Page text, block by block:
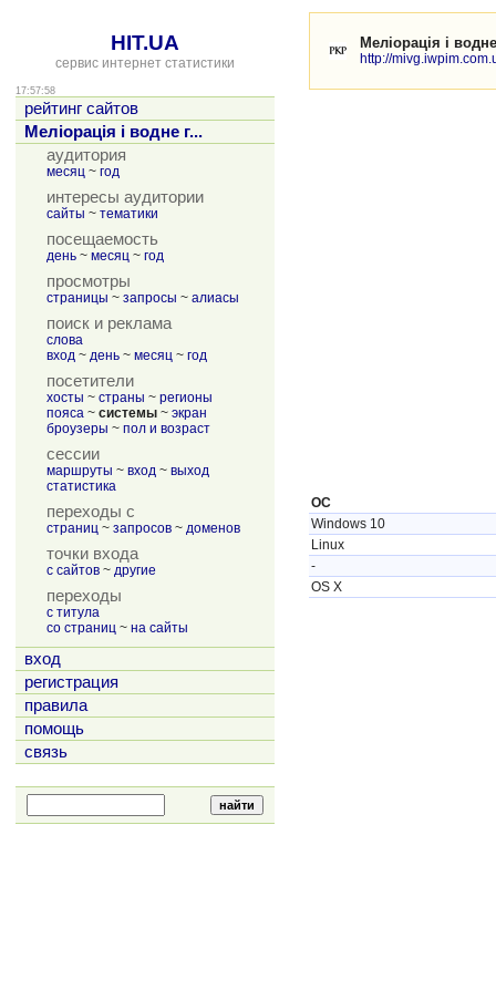
HIT.UA
сервис интернет статистики
17:57:58
рейтинг сайтов
Меліорація і водне г...
аудитория
месяц ~ год
интересы аудитории
сайты ~ тематики
посещаемость
день ~ месяц ~ год
просмотры
страницы ~ запросы ~ алиасы
поиск и реклама
слова
вход ~ день ~ месяц ~ год
посетители
хосты ~ страны ~ регионы
пояса ~ системы ~ экран
броузеры ~ пол и возраст
сессии
маршруты ~ вход ~ выход
статистика
переходы с
страниц ~ запросов ~ доменов
точки входа
с сайтов ~ другие
переходы
с титула
со страниц ~ на сайты
вход
регистрация
правила
помощь
связь
Меліорація і
http://
ОС
Windows 10
Linux
-
OS X